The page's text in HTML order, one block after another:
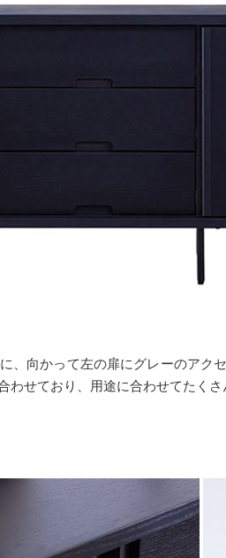
、向かって左の扉にグレーのア
わせており、用途に合わせてたくさ